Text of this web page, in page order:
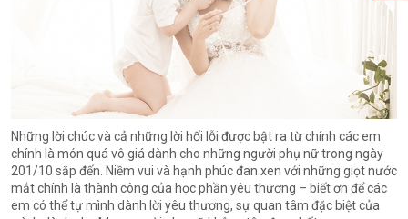
Những lời chúc và cả những lời hối lỗi được bật ra từ chính các em
chính là món quá vô giá dành cho những người phụ nữ trong ngày
201/10 sắp đến. Niềm vui và hạnh phúc đan xen với những giọt nước
mắt chính là thành công của học phần yêu thương – biết ơn để các
em có thể tự mình dành lời yêu thương, sự quan tâm đặc biệt của